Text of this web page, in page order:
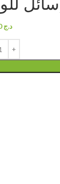
د.ج350,00